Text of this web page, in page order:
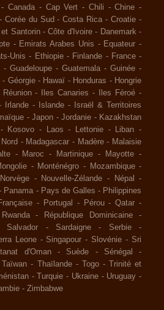
- Canada - Cap Vert - Chili -Chine -
- Corée du Sud -Costa Rica -Croatie -
Santorin -Côte d'Ivoire - Danemark -
- Emirats Arabes Unis - Equateur -
Unis - Ethiopie - Finlande - France -
- Guadeloupe - Guatemala - Guinée -
- Géorgie - Hawaï - Honduras - Hongrie
Réunion - Iles Canaries - Iles Féroé -
Irlande - Islande -
Israël & Territoires
- Japon - Jordanie - Kazakhstan
- Kosovo - Laos - Lettonie - Liban -
- Madagascar - Madère - Malaisie
- Maroc - Martinique - Mayotte -
- Monténégro - Mozambique -
Norvège - Nouvelle-Zélande - Népal
-
Panama - Pays de Galles - Philippines
- Portugal - Pérou -Qatar -
Rwanda - République Dominicaine
-
Salvador - Sardaigne - Serbie
-
Leone - Singapour - Slovénie - Sri
d'Oman - Suède - Sénégal
-
Taïwan - Thaïlande - Togo - Trinité et
-Turquie - Ukraine - Uruguay -
- Zimbabwe